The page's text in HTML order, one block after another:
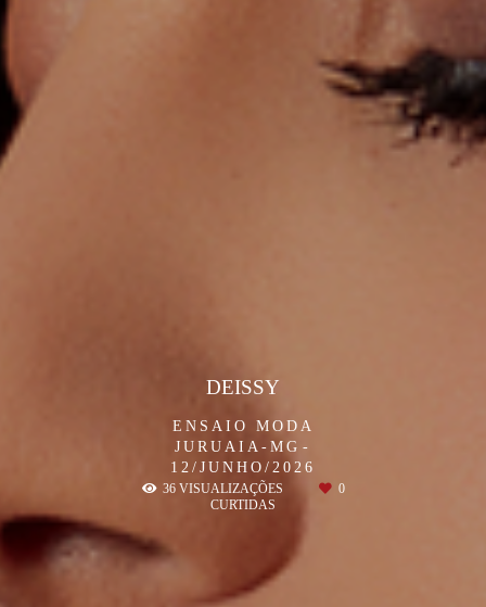
ENSAIO MODA
JURUAIA-MG
12/JUNHO/2026
DEISSY
36VISUALIZAÇÕES
0
CURTIDAS